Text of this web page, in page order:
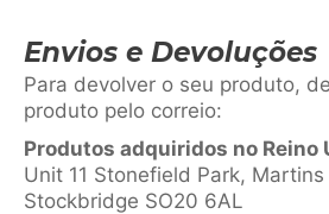
Envios e Devoluções
Para devolver o seu produto,
produto pelo correio:
Produtos adquiridos no Reino
Unit 11 Stonefield Park,
Stockbridge SO20 6AL